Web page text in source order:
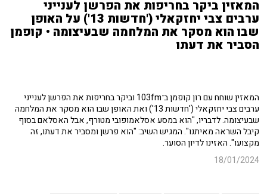
המאזין ביקר בחריפות את הפרשן לענייני
ערבים צבי יחזקאלי ('חדשות 13') על האופן
שבו הוא מסקר את המלחמה שבעיצומה • קופמן
הסביר את דעתו
המאזין שוחח עם רון קופמן ב־103fm וביקר בחריפות את הפרשן לענייני
ערבים צבי יחזקאלי ('חדשות 13') ואת האופן שבו הוא מסקר את המלחמה
שבעיצומה. לדבריו, "הוא במסע אסלאמופובי מטורף, אבל האסלאם בסוף
קיבל השראה מאיתנו". המגיש השיב: "הוא פרשן ומסביר את דעתו, זה
מקצועו". האזינו לדיון הסוער.
18/01/2024